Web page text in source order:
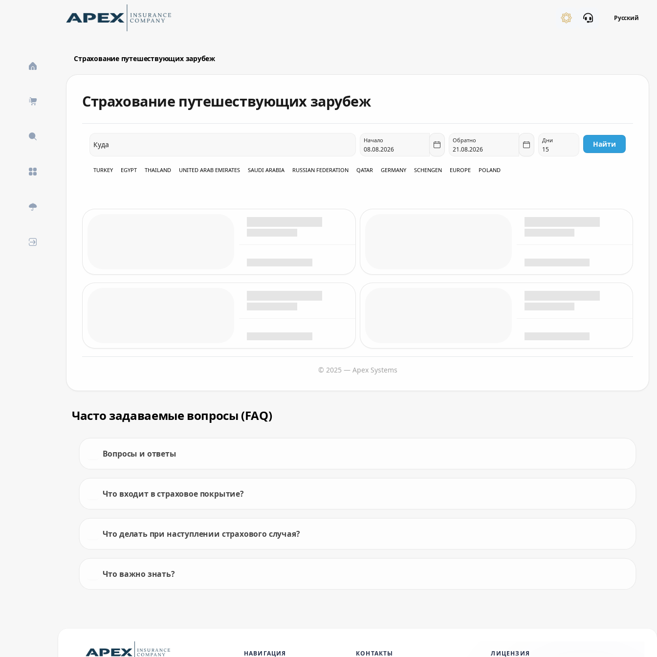
Русский
Страхование путешествующих зарубеж
Страхование путешествующих зарубеж
Куда Начало Обратно Дни Найти
TURKEY EGYPT THAILAND UNITED ARAB EMIRATES SAUDI ARABIA RUSSIAN FEDERATION QATAR GERMANY SCHENGEN EUROPE POLAND
© 2025 — Apex Systems
Часто задаваемые вопросы (FAQ)
Вопросы и ответы
Что входит в страховое покрытие?
Что делать при наступлении страхового случая?
Что важно знать?
НАВИГАЦИЯ КОНТАКТЫ ЛИЦЕНЗИЯ
What's New
TURKEY
THAILAND
SAUDI ARABIA